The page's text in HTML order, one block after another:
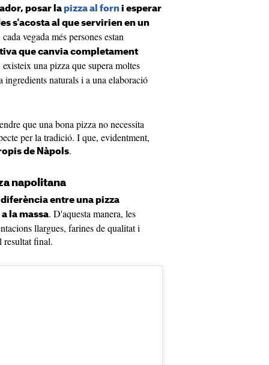
posar la pizza al forn i esperar
s'acosta al que servirien en un
vegada més persones estan
que canvia completament
existeix una pizza que supera moltes
ingredients naturals i a una elaboració
que una bona pizza no necessita
per la tradició. I que, evidentment,
de Nàpols.
napolitana
diferència entre una pizza
la massa. D'aquesta manera, les
llargues, farines de qualitat i
resultat final.